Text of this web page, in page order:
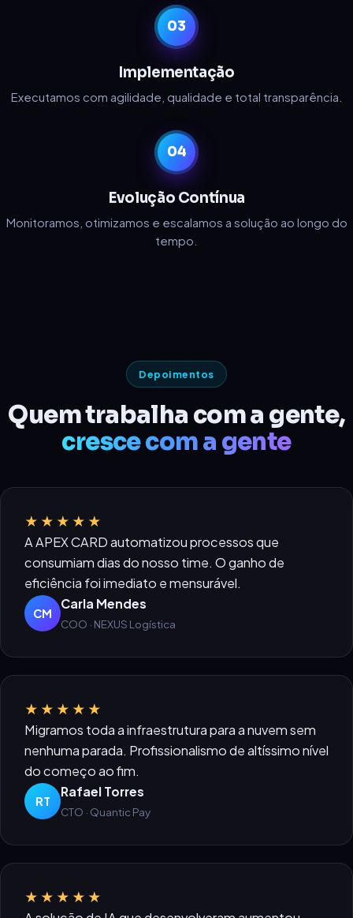
03
Implementação
Executamos com agilidade, qualidade e total transparência.
04
Evolução Contínua
Monitoramos, otimizamos e escalamos a solução ao longo do
tempo.
Depoimentos
Quem trabalha com a gente,
cresce com a gente
★★★★★
A APEX CARD automatizou processos que
consumiam dias do nosso time. O ganho de
eficiência foi imediato e mensurável.
CM
Carla Mendes
COO · NEXUS Logística
★★★★★
Migramos toda a infraestrutura para a nuvem sem
nenhuma parada. Profissionalismo de altíssimo nível
do começo ao fim.
RT
Rafael Torres
CTO · Quantic Pay
★★★★★